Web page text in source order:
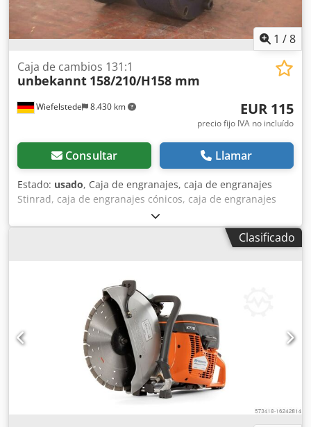
1 /8
Wiefelstede 8.430 km
Caja de cambios 131:1
unbekannt 158/210/H158 mm
EUR 115
precio fijo IVA no incluído
Consultar Llamar
Estado: usado, Caja de engranajes, caja de engranajes
Stinrad, caja de engranajes cónicos, caja de engranajes
helicoidales Dcsdot Iyvrepfx Ah Hsk -Caja de cambios:
lamentablemente sin designación de tipo -Relación de
transmisión: i= 131:1 -Ejes: Ø 28 x 35 mm / Ø 14 x 15 mm -
Clasificado